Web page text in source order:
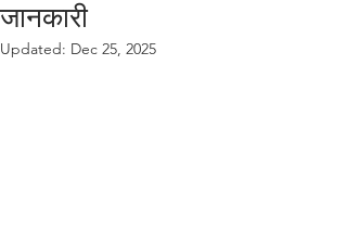
जानकारी
Updated: Dec 25, 2025